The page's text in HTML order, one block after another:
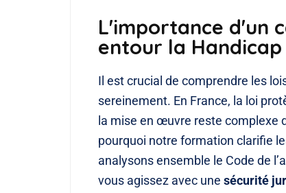
L'importance d'un
entour la
Il est crucial de comprendre les
sereinement. En France, la loi
la mise en œuvre reste complexe
pourquoi notre formation clarifie
analysons ensemble le Code de
vous agissez avec une sécurité